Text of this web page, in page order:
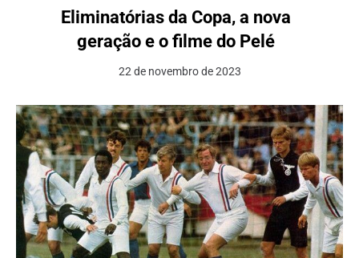
Eliminatórias da Copa, a nova
geração e o filme do Pelé
22 de novembro de 2023